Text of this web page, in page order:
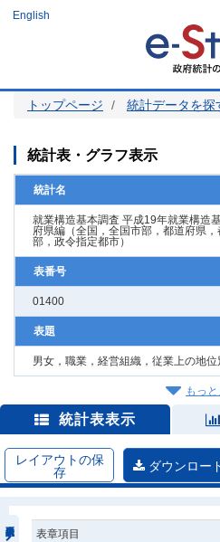
ツ
English
トップページ 統計データを探
統計表・グラフ表示
統計名
就業構造基本調査 平成19年就業構造
府県編（全国，全国市部，都道府県
部，政令指定都市）
表番号
01400
表題
男女，職業，経営組織，従業上の地
もっ
統計表表示
レイアウトの保
存
ダウンロー
表章項目